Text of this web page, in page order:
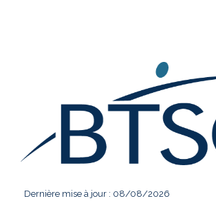
Dernière mise à jour : 08/08/2026